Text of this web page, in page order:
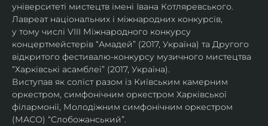
університеті мистецтв імені Івана Котляревського.
Лавреат національних і міжнародних конкурсів,
у тому числі VIII Міжнародного конкурсу
концертмейстерів “Амадей” (2017, Україна) та Другого
відкритого фестивалю-конкурсу музичного мистецтва
“Харківські асамблеї” (2017, Україна).
Виступав як соліст разом із Київським камерним
оркестром, симфонічним оркестром Харківської
філармонії, Молодіжним симфонічним оркестром
(МАСО) “Слобожанський”.